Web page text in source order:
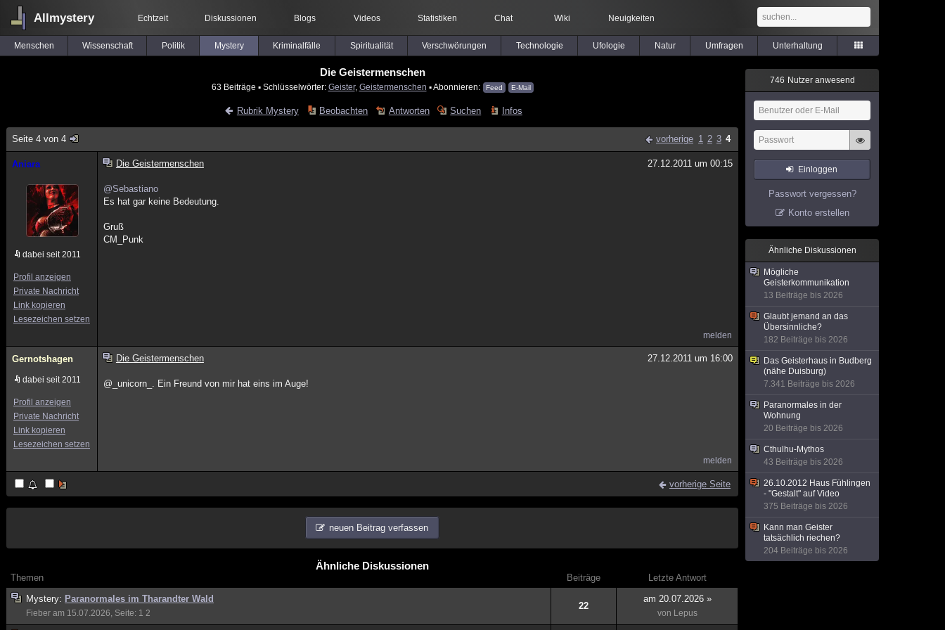
Allmystery Echtzeit Diskussionen Blogs Videos Statistiken Chat Wiki Neuigkeiten
Menschen Wissenschaft Politik Mystery Kriminalfälle Spiritualität Verschwörungen Technologie Ufologie Natur Umfragen Unterhaltung
Die Geistermenschen
63 Beiträge ▪ Schlüsselwörter: Geister, Geistermenschen ▪ Abonnieren: Feed E-Mail
Rubrik Mystery Beobachten Antworten Suchen Infos
Seite 4 von 4 vorherige 1 2 3 4
Aniara
dabei seit 2011
Profil anzeigen
Private Nachricht
Link kopieren
Lesezeichen setzen
Die Geistermenschen 27.12.2011 um 00:15
@Sebastiano
Es hat gar keine Bedeutung.
Gruß
CM_Punk
melden
Gernotshagen
dabei seit 2011
Profil anzeigen
Private Nachricht
Link kopieren
Lesezeichen setzen
Die Geistermenschen 27.12.2011 um 16:00
@_unicorn_. Ein Freund von mir hat eins im Auge!
melden
vorherige Seite
neuen Beitrag verfassen
Ähnliche Diskussionen
Themen Beiträge
Letzte Antwort
Mystery: Paranormales im Tharandter Wald
Fieber am 15.07.2026, Seite: 1 2
22
am 20.07.2026 »
von Lepus
746 Nutzer anwesend
Einloggen
Passwort vergessen?
Konto erstellen
Ähnliche Diskussionen
Mögliche
Geisterkommunikation
13 Beiträge bis 2026
Glaubt jemand an das
Übersinnliche?
182 Beiträge bis 2026
Das Geisterhaus in Budberg
(nähe Duisburg)
7.341 Beiträge bis 2026
Paranormales in der
Wohnung
20 Beiträge bis 2026
Cthulhu-Mythos
43 Beiträge bis 2026
26.10.2012 Haus Fühlingen
- "Gestalt" auf Video
375 Beiträge bis 2026
Kann man Geister
tatsächlich riechen?
204 Beiträge bis 2026